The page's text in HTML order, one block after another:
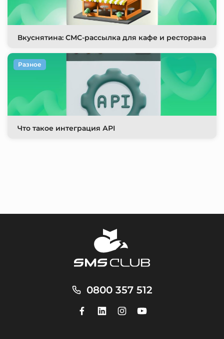
Вкуснятина: СМС-рассылка для кафе и ресторана
Что такое интеграция АРI
Разное
0800 357 512